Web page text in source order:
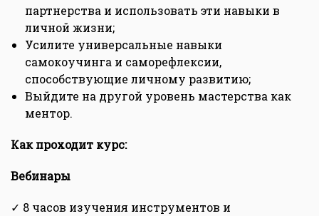
партнерства и использовать эти навыки в
личной жизни;
Усилите универсальные навыки
самокоучинга и саморефлексии,
способствующие личному развитию;
Выйдите на другой уровень мастерства как
ментор.
Как проходит курс:
Вебинары
✓ 8 часов изучения инструментов и